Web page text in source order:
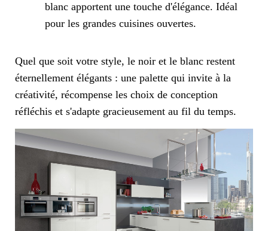
blanc apportent une touche d'élégance. Idéal
pour les grandes cuisines ouvertes.
Quel que soit votre style, le noir et le blanc restent
éternellement élégants : une palette qui invite à la
créativité, récompense les choix de conception
réfléchis et s'adapte gracieusement au fil du temps.